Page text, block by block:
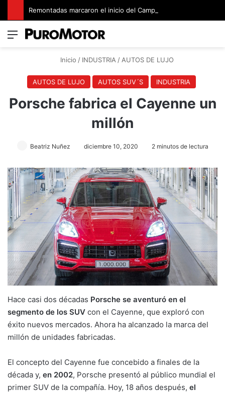
Menú
Inicio / INDUSTRIA / AUTOS DE LUJO
AUTOS DE LUJO AUTOS SUV´S INDUSTRIA
Porsche fabrica el Cayenne un
millón
Beatriz Nuñez diciembre 10, 2020 2 minutos de lectura
Hace casi dos décadas Porsche se aventuró en el
segmento de los SUV con el Cayenne, que exploró con
éxito nuevos mercados. Ahora ha alcanzado la marca del
millón de unidades fabricadas.
El concepto del Cayenne fue concebido a finales de la
década y, en 2002, Porsche presentó al público mundial el
primer SUV de la compañía. Hoy, 18 años después, el